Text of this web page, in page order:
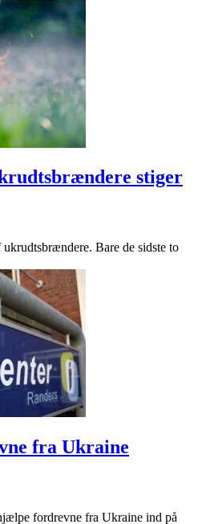
stiger
Bare de sidste to
fra Ukraine
fordrevne fra Ukraine ind på